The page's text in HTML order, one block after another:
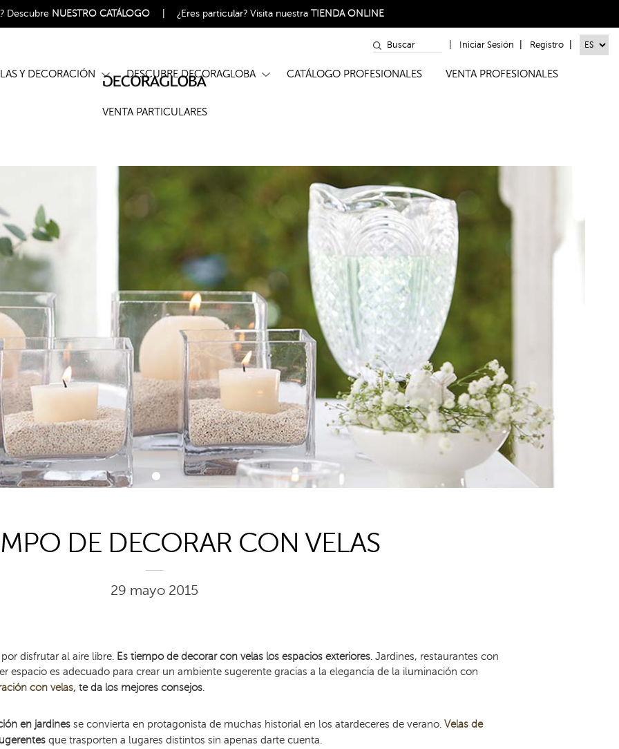
Descubre NUESTRO CATÁLOGO ¿Eres particular?Visita nuestraTIENDA ONLINE
Iniciar Sesión Registro
Y DECORACIÓN DESCUBRE DECORAGLOBA CATÁLOGO PROFESIONALES VENTA PROFESIONALES
VENTA PARTICULARES
1
DE DECORAR CON VELAS
29 mayo 2015
disfrutar al aire libre. Es tiempo de decorar con velas los espacios exteriores. Jardines, restaurantes con
espacio es adecuado para crear un ambiente sugerente gracias a la elegancia de la iluminación con
con velas, te da los mejores consejos.
en jardinesse convierta en protagonista de muchas historial en los atardeceres de verano. Velas de
que trasporten a lugares distintos sin apenas darte cuenta.